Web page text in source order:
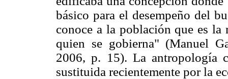
básico para el desempeño del
conoce a la población que es la
quien se gobierna" (Manuel
2006, p. 15). La antropología
sustituida recientemente por la